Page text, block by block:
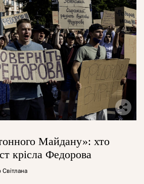
Майдану»: хто
крісла Федорова